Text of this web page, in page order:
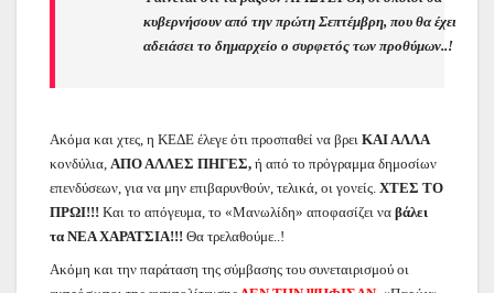
κυβερνήσουν από την πρώτη Σεπτέμβρη, που θα έχει
αδειάσει το δημαρχείο ο συρφετός των προθύμων..!
Ακόμα και χτες, η ΚΕΔΕ έλεγε ότι προσπαθεί να βρει ΚΑΙ ΑΛΛΑ
κονδύλια, ΑΠΟ ΑΛΛΕΣ ΠΗΓΕΣ, ή από το πρόγραμμα δημοσίων
επενδύσεων, για να μην επιβαρυνθούν, τελικά, οι γονείς. ΧΤΕΣ ΤΟ
ΠΡΩΙ!!! Και το απόγευμα, το «Μανωλίδη» αποφασίζει να βάλει
τα ΝΕΑ ΧΑΡΑΤΣΙΑ!!! Θα τρελαθούμε..!
Ακόμη και την παράταση της σύμβασης του συνεταιρισμού οι